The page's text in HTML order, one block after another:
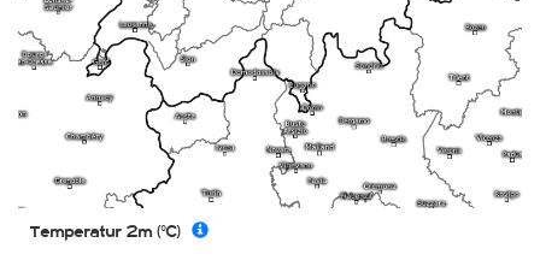
Temperatur 2m (°C)